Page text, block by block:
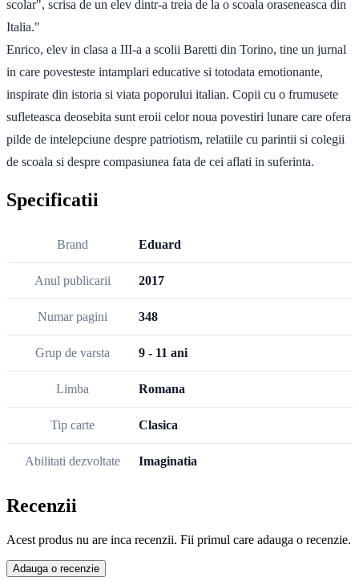
scolar", scrisa de un elev dintr-a treia de la o scoala oraseneasca din
Italia."
Enrico, elev in clasa a III-a a scolii Baretti din Torino, tine un jurnal
in care povesteste intamplari educative si totodata emotionante,
inspirate din istoria si viata poporului italian. Copii cu o frumusete
sufleteasca deosebita sunt eroii celor noua povestiri lunare care ofera
pilde de intelepciune despre patriotism, relatiile cu parintii si colegii
de scoala si despre compasiunea fata de cei aflati in suferinta.
Specificatii
Brand Eduard
Anul publicarii 2017
Numar pagini 348
Grup de varsta 9 - 11 ani
Limba Romana
Tip carte Clasica
Abilitati dezvoltate Imaginatia
Recenzii
Acest produs nu are inca recenzii. Fii primul care adauga o recenzie.
Adauga o recenzie